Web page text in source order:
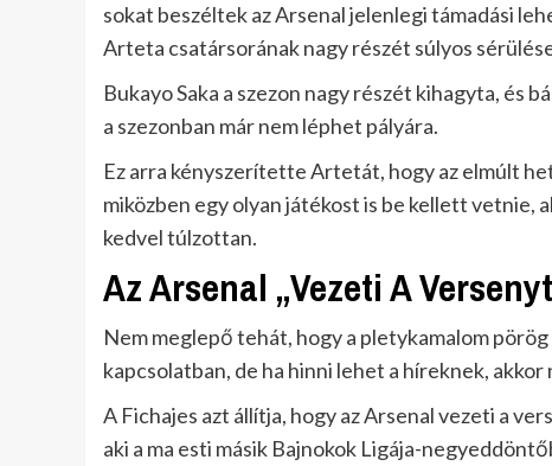
sokat beszéltek az Arsenal jelenlegi támadási
Arteta csatársorának nagy részét súlyos
Bukayo Saka a szezon nagy részét kihagyta, és
a szezonban már nem léphet pályára.
Ez arra kényszerítette Artetát, hogy az elmúlt
miközben egy olyan játékost is be kellett vetnie,
kedvel túlzottan.
Az Arsenal „Vezeti A
Nem meglepő tehát, hogy a pletykamalom
kapcsolatban, de ha hinni lehet a híreknek,
A Fichajes azt állítja, hogy az Arsenal vezeti a
aki a ma esti másik Bajnokok Ligája-